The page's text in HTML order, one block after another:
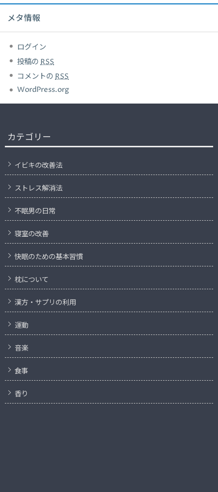
メタ情報
ログイン
投稿の RSS
コメントの RSS
WordPress.org
カテゴリー
イビキの改善法
ストレス解消法
不眠男の日常
寝室の改善
快眠のための基本習慣
枕について
漢方・サプリの利用
運動
音楽
食事
香り